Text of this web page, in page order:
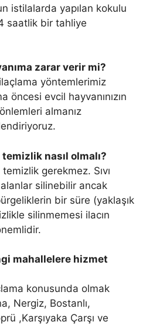
istilalarda yapılan kokulu
saatlik bir tahliye
zarar verir mi?
yöntemlerimiz
öncesi evcil hayvanınızın
almanız
nasıl olmalı?
gerekmez. Sıvı
silinebilir ancak
bir süre (yaklaşık
silinmemesi ilacın
mahallelere hizmet
konusunda olmak
Nergiz, Bostanlı,
,Karşıyaka Çarşı ve